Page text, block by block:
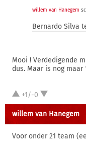
willem van Hanegem
Bernardo Silva
Mooi ! Verdedigende
dus. Maar is nog
+1/-0
willem van Hanegem
Voor onder 21 team